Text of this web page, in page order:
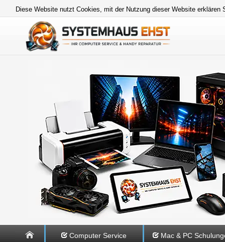
Diese Website nutzt Cookies, mit der Nutzung dieser Website
Computer Service Mac & PC